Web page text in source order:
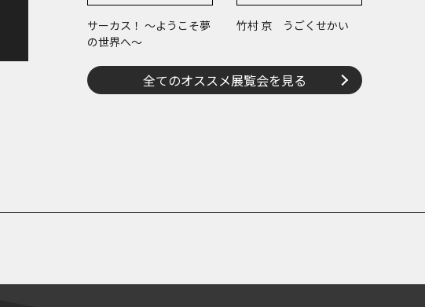
サーカス！ ～ようこそ夢
の世界へ～
竹村 京 うごくせかい
全てのオススメ展覧会を見る